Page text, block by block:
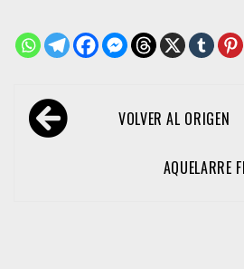
Navegación
de VOLVER AL ORIGEN
AQUELARRE